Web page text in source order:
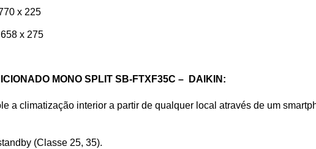
x 225
x 275
MONO SPLIT SB-FTXF35C – DAIKIN:
a climatização interior a partir de qualquer local através de um
(Classe 25, 35).